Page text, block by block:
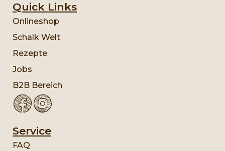
Quick Links
Onlineshop
Schalk Welt
Rezepte
Jobs
B2B Bereich
Service
FAQ